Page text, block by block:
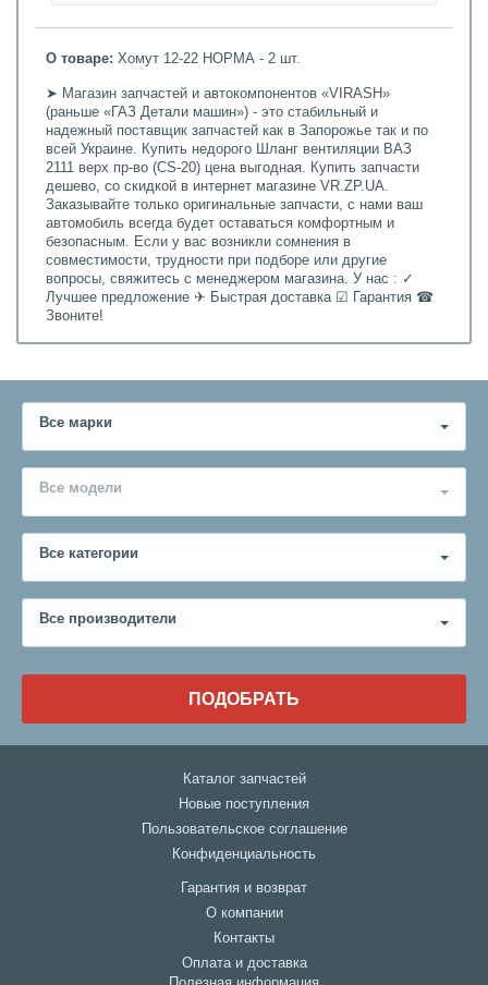
О товаре: Хомут 12-22 НОРМА - 2 шт.
➤ Магазин запчастей и автокомпонентов «VIRASH»
(раньше «ГАЗ Детали машин») - это стабильный и
надежный поставщик запчастей как в Запорожье так и по
всей Украине. Купить недорого Шланг вентиляции ВАЗ
2111 верх пр-во (CS-20) цена выгодная. Купить запчасти
дешево, со скидкой в интернет магазине VR.ZP.UA.
Заказывайте только оригинальные запчасти, с нами ваш
автомобиль всегда будет оставаться комфортным и
безопасным. Если у вас возникли сомнения в
совместимости, трудности при подборе или другие
вопросы, свяжитесь с менеджером магазина. У нас : ✓
Лучшее предложение ✈ Быстрая доставка ☑ Гарантия ☎
Звоните!
Все марки
Все модели
Все категории
Все производители
ПОДОБРАТЬ
Каталог запчастей
Новые поступления
Пользовательское соглашение
Конфиденциальность
Гарантия и возврат
О компании
Контакты
Оплата и доставка